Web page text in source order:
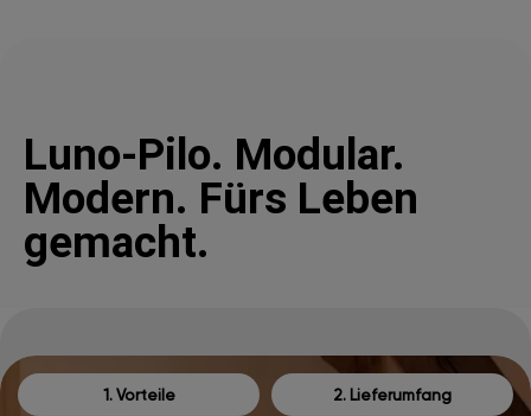
Luno-Pilo. Modular.
Modern. Fürs Leben
gemacht.
1. Vorteile 2. Lieferumfang